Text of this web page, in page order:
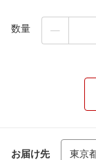
数量
お届け先